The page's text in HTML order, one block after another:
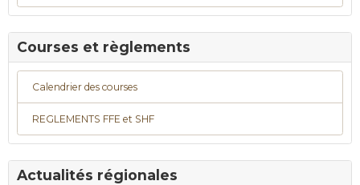
Courses et règlements
Calendrier des courses
REGLEMENTS FFE et SHF
Actualités régionales